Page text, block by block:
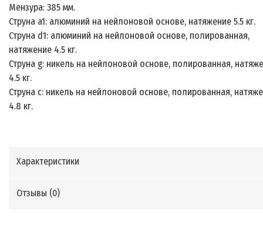
Мензура: 385 мм.
Струна a1: алюминий на нейлоновой основе, натяжение 5.5 кг.
Струна d1: алюминий на нейлоновой основе, полированная,
натяжение 4.5 кг.
Струна g: никель на нейлоновой основе, полированная,
4.5 кг.
Струна c: никель на нейлоновой основе, полированная,
4.8 кг.
Характеристики
Отзывы (0)